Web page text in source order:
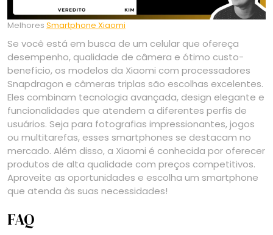
Melhores Smartphone Xiaomi
Se você está em busca de um celular que ofereça
desempenho, qualidade de câmera e ótimo custo-
benefício, os modelos da Xiaomi com processadores
Snapdragon e câmeras triplas são escolhas excelentes.
Eles combinam tecnologia avançada, design elegante e
funcionalidades que atendem a diferentes perfis de
usuários. Seja para fotografias impressionantes, jogos
ou multitarefas, esses smartphones se destacam no
mercado. Além disso, a Xiaomi é conhecida por oferecer
produtos de alta qualidade com preços competitivos.
Aproveite as oportunidades e escolha um smartphone
que atenda às suas necessidades!
FAQ